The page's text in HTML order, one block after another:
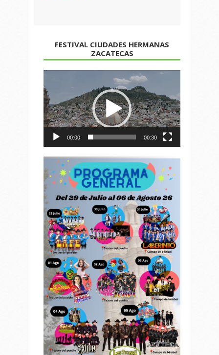
FESTIVAL CIUDADES HERMANAS
ZACATECAS
de
vídeo
00:00 00:30